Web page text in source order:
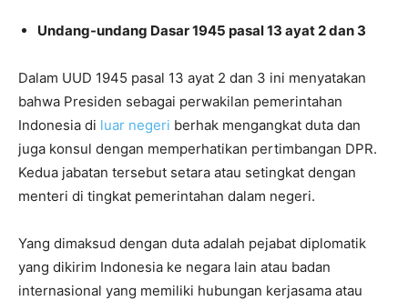
Undang-undang Dasar 1945 pasal 13 ayat 2 dan 3
Dalam UUD 1945 pasal 13 ayat 2 dan 3 ini menyatakan
bahwa Presiden sebagai perwakilan pemerintahan
Indonesia di luar negeri berhak mengangkat duta dan
juga konsul dengan memperhatikan pertimbangan DPR.
Kedua jabatan tersebut setara atau setingkat dengan
menteri di tingkat pemerintahan dalam negeri.
Yang dimaksud dengan duta adalah pejabat diplomatik
yang dikirim Indonesia ke negara lain atau badan
internasional yang memiliki hubungan kerjasama atau